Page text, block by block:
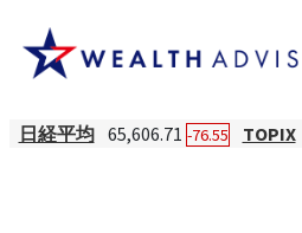
日経平均 65,606.71 -76.55 TOPIX